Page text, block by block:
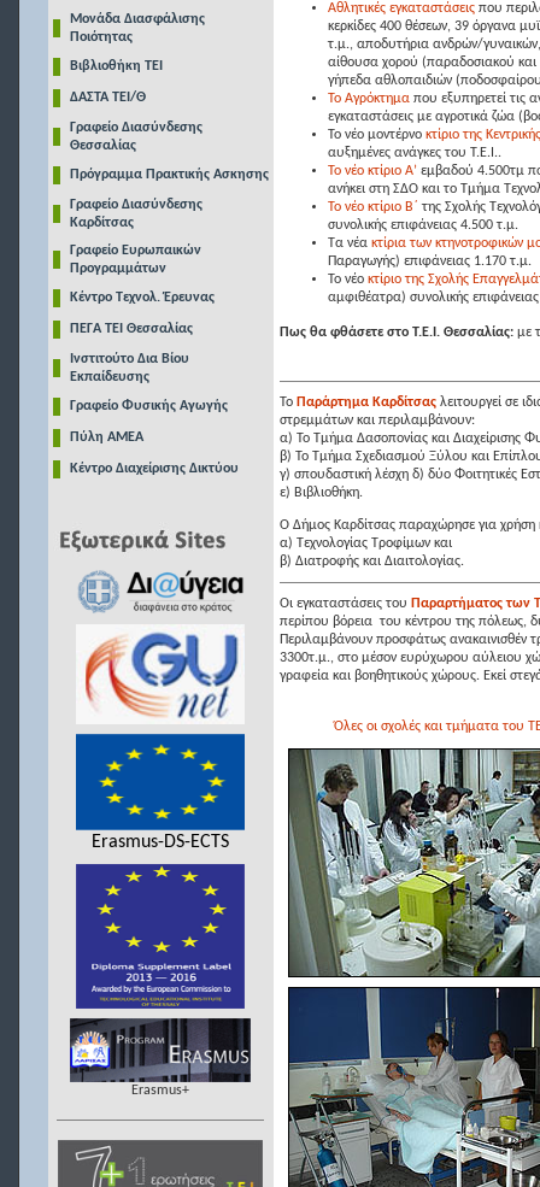
Μονάδα Διασφάλισης
Ποιότητας
Βιβλιοθήκη ΤΕΙ
ΔΑΣΤΑ ΤΕΙ/Θ
Γραφείο Διασύνδεσης
Θεσσαλίας
Πρόγραμμα Πρακτικής Ασκησης
Γραφείο Διασύνδεσης
Καρδίτσας
Γραφείο Ευρωπαικών
Προγραμμάτων
Κέντρο Τεχνολ. Έρευνας
ΠΕΓΑ ΤΕΙ Θεσσαλίας
Ινστιτούτο Δια Βίου
Εκπαίδευσης
Γραφείο Φυσικής Αγωγής
Πύλη ΑΜΕΑ
Κέντρο Διαχείρισης Δικτύου
Erasmus-DS-ECTS
Erasmus+
Αθλητικές εγκαταστάσεις που
κερκίδες 400 θέσεων, 39 όργανα
τ.μ., αποδυτήρια ανδρών/
αίθουσα χορού (παραδοσιακού
γήπεδα αθλοπαιδιών
Το Αγρόκτημα που εξυπηρετεί τις
εγκαταστάσεις με αγροτικά ζώα
Το νέο μοντέρνο κτίριο της
αυξημένες ανάγκες του Τ.Ε.Ι..
Το νέο κτίριο Α’ εμβαδού 4.500τμ
ανήκει στη ΣΔΟ και το Τμήμα
Το νέο κτίριο Β΄της Σχολής
συνολικής επιφάνειας 4.500 τ.μ.
Τα νέα κτίρια των κτηνοτροφικών
Παραγωγής) επιφάνειας 1.170 τ.μ.
Το νέο κτίριο της Σχολής
αμφιθέατρα) συνολικής
Πως θα φθάσετε στο Τ.Ε.Ι. Θεσσαλίας: με
Το Παράρτημα Καρδίτσας λειτουργεί σε
στρεμμάτων και περιλαμβάνουν:
α) Το Τμήμα Δασοπονίας και Διαχείρισης
β) Το Τμήμα Σχεδιασμού Ξύλου και
γ) σπουδαστική λέσχη δ) δύο Φοιτητικές
ε) Βιβλιοθήκη.
Ο Δήμος Καρδίτσας παραχώρησε για χρήση
α) Τεχνολογίας Τροφίμων και
β) Διατροφής και Διαιτολογίας.
Οι εγκαταστάσεις του Παραρτήματος των
περίπου βόρεια του κέντρου της πόλεως,
Περιλαμβάνουν προσφάτως ανακαινισθέν
3300τ.μ., στο μέσον ευρύχωρου αύλειου
γραφεία και βοηθητικούς χώρους. Εκεί
Όλες οι σχολές και τμήματα του